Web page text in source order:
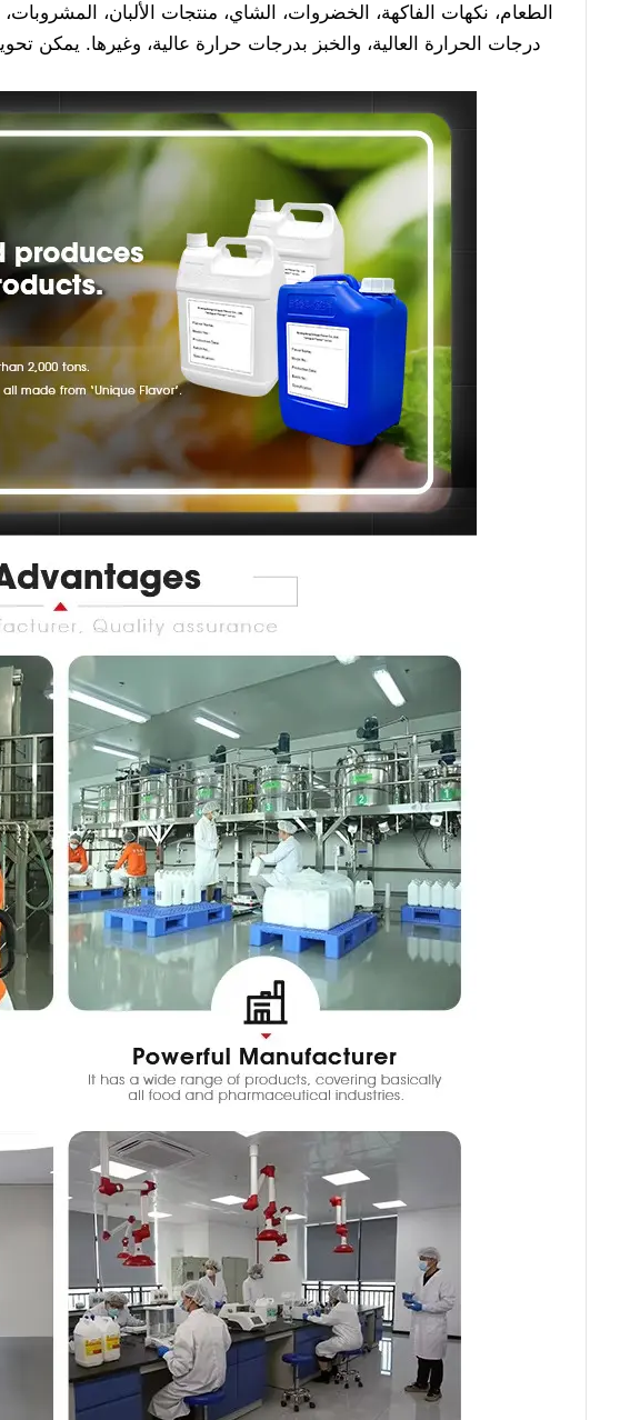
الطعام، نكهات الفاكهة، الخضروات، الشاي، منتجات الألبان،
درجات الحرارة العالية، والخبز بدرجات حرارة عالية، وغيرها.